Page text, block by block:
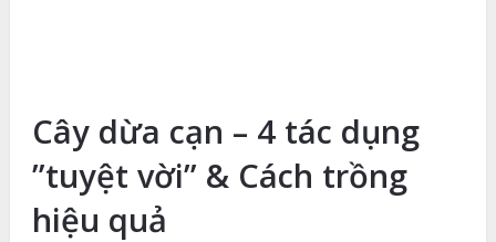
Cây dừa cạn – 4 tác dụng
”tuyệt vời” & Cách trồng
hiệu quả